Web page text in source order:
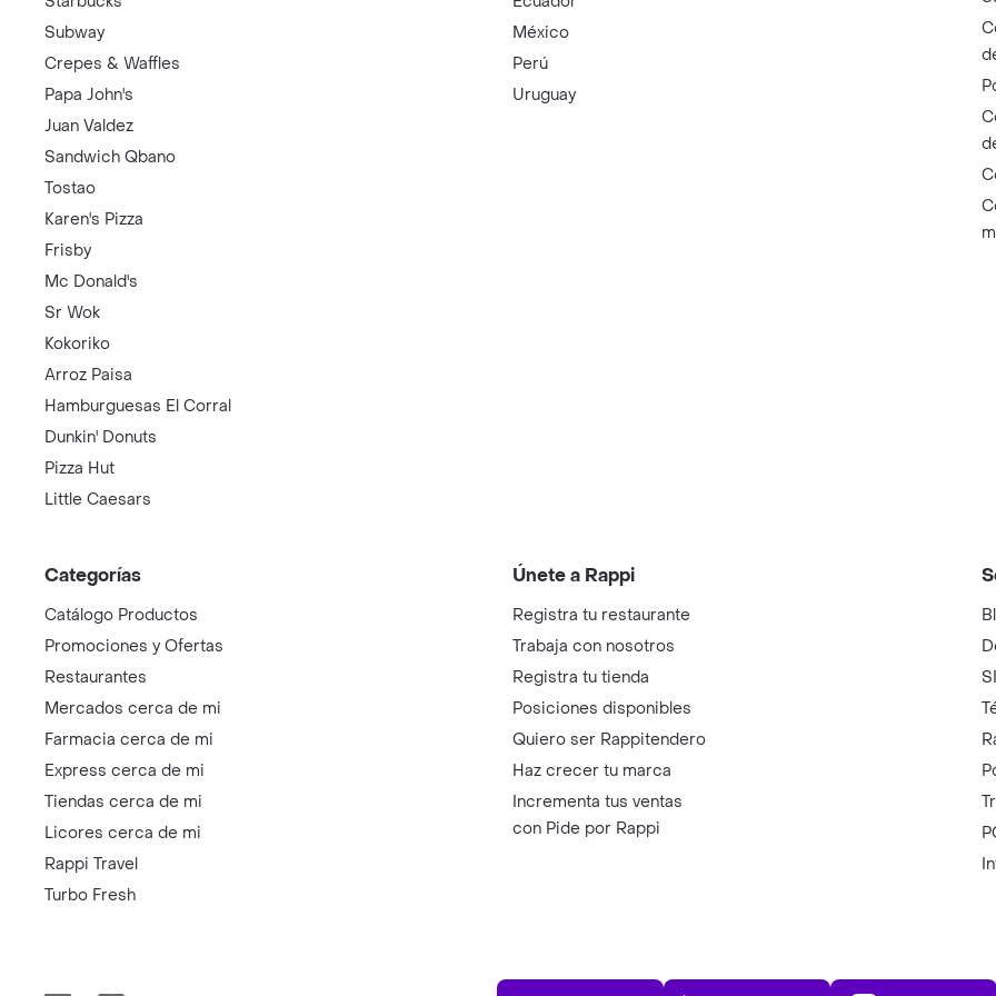
Subway
Crepes & Waffles
Papa John's
Juan Valdez
Sandwich Qbano
Tostao
Karen's Pizza
Frisby
Mc Donald's
Sr Wok
Kokoriko
Arroz Paisa
Hamburguesas El Corral
Dunkin' Donuts
Pizza Hut
Little Caesars
México
Perú
Uruguay
Categorías
Catálogo Productos
Promociones y Ofertas
Restaurantes
Mercados cerca de mi
Farmacia cerca de mi
Express cerca de mi
Tiendas cerca de mi
Licores cerca de mi
Rappi Travel
Turbo Fresh
Únete a Rappi
Registra tu restaurante
Trabaja con nosotros
Registra tu tienda
Posiciones disponibles
Quiero ser Rappitendero
Haz crecer tu marca
Incrementa tus ventas
con Pide por Rappi
App Store Play Store